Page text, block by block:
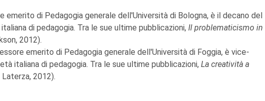
emerito di Pedagogia generale dell'Università di Bologna, è il decano del
di pedagogia. Tra le sue ultime pubblicazioni, Il problematicismo in
2012).
emerito di Pedagogia generale dell'Università di Foggia, è vice-
italiana di pedagogia. Tra le sue ultime pubblicazioni, La creatività a
2012).